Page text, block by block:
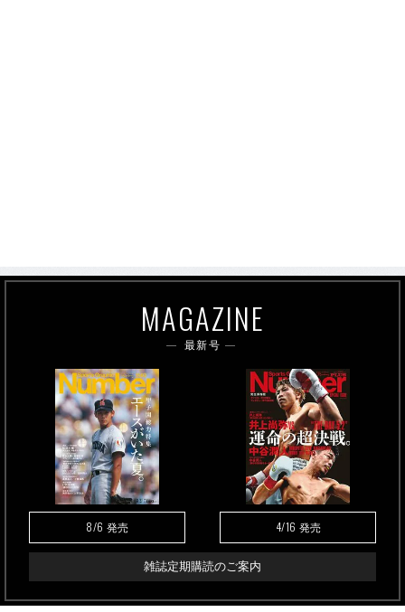
MAGAZINE
最新号
8/6 発売 4/16 発売
雑誌定期購読のご案内